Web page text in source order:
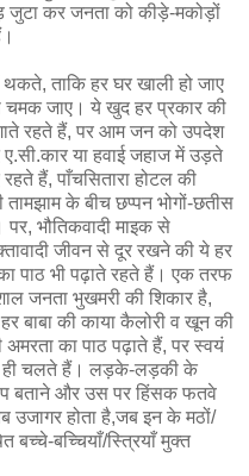
जुटा कर जनता को कीड़े-मकोड़ों
थकते, ताकि हर घर खाली हो जाए
चमक जाए। ये खुद हर प्रकार की
रहते हैं, पर आम जन को उपदेश
या हवाई जहाज में उड़ते
हैं, पाँचसितारा होटल की
के बीच छप्पन भोगों-छतीस
भौतिकवादी माइक से
जीवन से दूर रखने की ये हर
पाठ भी पढ़ाते रहते हैं। एक तरफ
जनता भुखमरी की शिकार है,
बाबा की काया कैलोरी व खून की
का पाठ पढ़ाते हैं, पर स्वयं
ही चलते हैं। लड़के-लड़की के
बताने और उस पर हिंसक फतवे
उजागर होता है,जब इन के मठों/
बच्चे-बच्चियाँ/स्त्रियाँ मुक्त